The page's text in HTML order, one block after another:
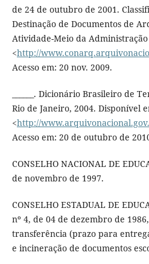
de 24 de outubro de 2001.
Destinação de Documentos de
Atividade-Meio da
<http://
Acesso em: 20 nov. 2009.
______. Dicionário Brasileiro de
Rio de Janeiro, 2004. Disponível
<http://
Acesso em: 20 de outubro de
CONSELHO NACIONAL DE
de novembro de 1997.
CONSELHO ESTADUAL DE
nº 4, de 04 de dezembro de
transferência (prazo para
e incineração de documentos